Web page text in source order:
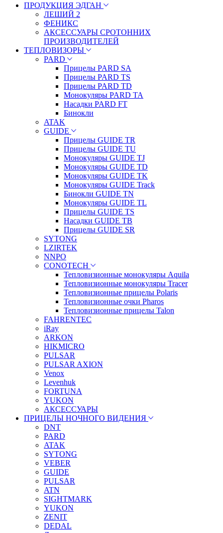
ПРОДУКЦИЯ ЭДГАН
ЛЕШИЙ 2
ФЕНИКС
АКСЕССУАРЫ СРОТОННИХ
ПРОИЗВОДИТЕЛЕЙ
ТЕПЛОВИЗОРЫ
PARD
Прицелы PARD SA
Прицелы PARD TS
Прицелы PARD TD
Монокуляры PARD TA
Насадки PARD FT
Бинокли
ATAK
GUIDE
Прицелы GUIDE TR
Прицелы GUIDE TU
Монокуляры GUIDE TJ
Монокуляры GUIDE TD
Монокуляры GUIDE TK
Монокуляры GUIDE Track
Бинокли GUIDE TN
Монокуляры GUIDE TL
Прицелы GUIDE TS
Насадки GUIDE TB
Прицелы GUIDE SR
SYTONG
LZIRTEK
NNPO
CONOTECH
Тепловизионные монокуляры Aquila
Тепловизионные монокуляры Tracer
Тепловизионные прицелы Polaris
Тепловизионные очки Pharos
Тепловизионные прицелы Talon
FAHRENTEC
iRay
ARKON
HIKMICRO
PULSAR
PULSAR AXION
Venox
Levenhuk
FORTUNA
YUKON
АКСЕССУАРЫ
ПРИЦЕЛЫ НОЧНОГО ВИДЕНИЯ
DNT
PARD
ATAK
SYTONG
VEBER
GUIDE
PULSAR
ATN
SIGHTMARK
YUKON
ZENIT
DEDAL